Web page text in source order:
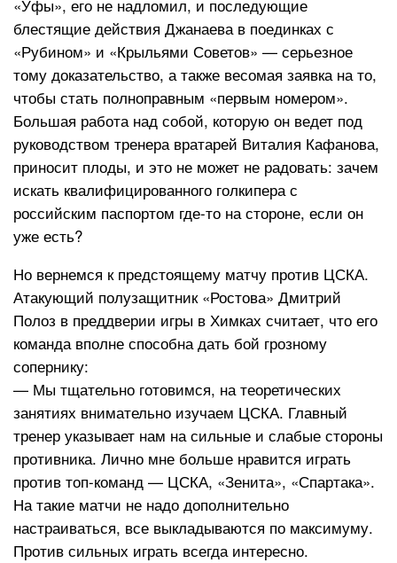
«Уфы», его не надломил, и последующие
блестящие действия Джанаева в поединках с
«Рубином» и «Крыльями Советов» — серьезное
тому доказательство, а также весомая заявка на то,
чтобы стать полноправным «первым номером».
Большая работа над собой, которую он ведет под
руководством тренера вратарей Виталия Кафанова,
приносит плоды, и это не может не радовать: зачем
искать квалифицированного голкипера с
российским паспортом где-то на стороне, если он
уже есть?
Но вернемся к предстоящему матчу против ЦСКА.
Атакующий полузащитник «Ростова» Дмитрий
Полоз в преддверии игры в Химках считает, что его
команда вполне способна дать бой грозному
сопернику:
— Мы тщательно готовимся, на теоретических
занятиях внимательно изучаем ЦСКА. Главный
тренер указывает нам на сильные и слабые стороны
противника. Лично мне больше нравится играть
против топ-команд — ЦСКА, «Зенита», «Спартака».
На такие матчи не надо дополнительно
настраиваться, все выкладываются по максимуму.
Против сильных играть всегда интересно.